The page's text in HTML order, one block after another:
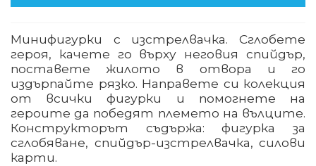
Минифигурки с изстрелвачка. Сглобете
героя, качете го върху неговия спийдър,
поставете жилото в отвора и го
издърпайте рязко. Направете си колекция
от всички фигурки и помогнете на
героите да победят племето на вълците.
Конструкторът съдържа: фигурка за
сглобяване, спийдър-изстрелвачка, силови
карти.